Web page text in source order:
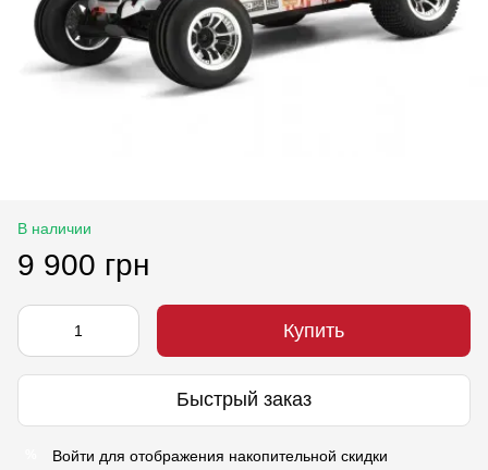
В наличии
9 900 грн
Купить
Быстрый заказ
Войти для отображения накопительной скидки